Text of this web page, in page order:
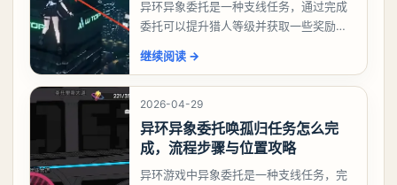
异环异象委托是一种支线任务，通过完成
委托可以提升猎人等级并获取一些奖励，
么做，下面就来告诉大家。异环异象委托
祸兮洄游任务攻略
继续阅读 →
2026-04-29
异环异象委托唤孤归任务怎么完
成，流程步骤与位置攻略
异环游戏中异象委托是一种支线任务，完